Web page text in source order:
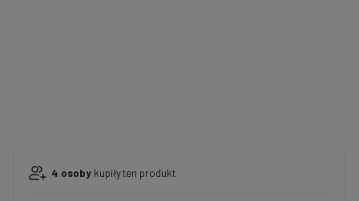
4 osoby kupiłyten produkt